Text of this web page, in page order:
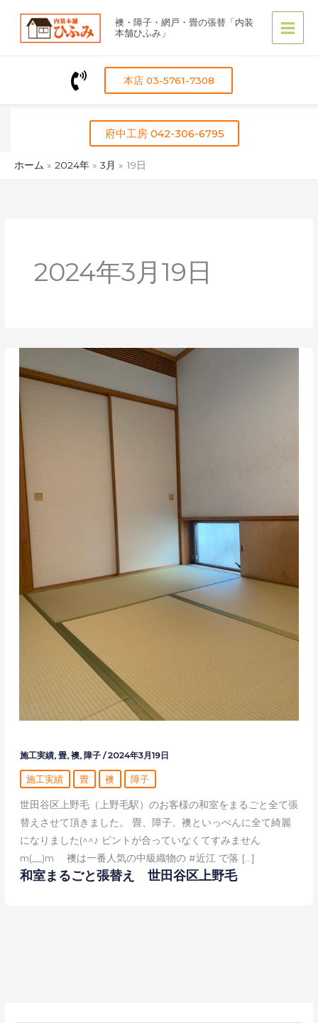
襖・障子・網戸・畳の張替「内装
本舗ひふみ」
本店 03-5761-7308
府中工房 042-306-6795
ホーム 2024年 3月 19日
2024年3月19日
施工実績, 畳, 襖, 障子/2024年3月19日
施工実績 畳 襖 障子
世田谷区上野毛（上野毛駅）のお客様の和室をまるごと全て張
替えさせて頂きました。 畳、障子、襖といっぺんに全て綺麗
になりました(^^♪ ピントが合っていなくてすみません
m(__)m 襖は一番人気の中級織物の #近江 で落 […]
和室まるごと張替え 世田谷区上野毛